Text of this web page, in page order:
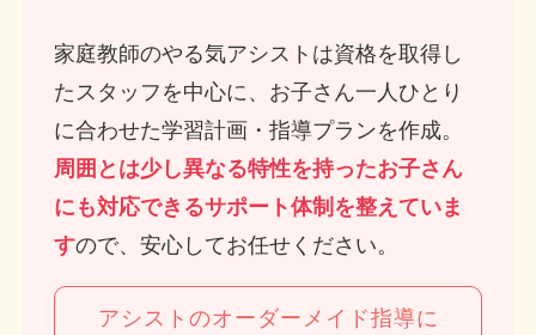
家庭教師のやる気アシストは資格を取得し
たスタッフを中心に、お子さん一人ひとり
に合わせた学習計画・指導プランを作成。
周囲とは少し異なる特性を持ったお子さん
にも対応できるサポート体制を整えていま
すので、安心してお任せください。
アシストのオーダーメイド指導に